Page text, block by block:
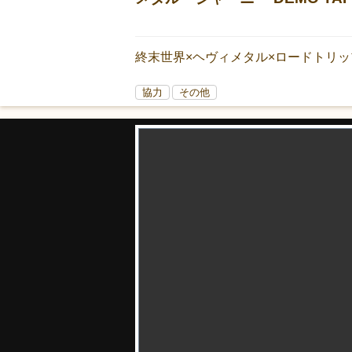
終末世界×ヘヴィメタル×ロードトリ
協力 その他